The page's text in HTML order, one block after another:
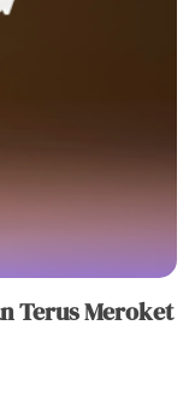
Terus Meroket